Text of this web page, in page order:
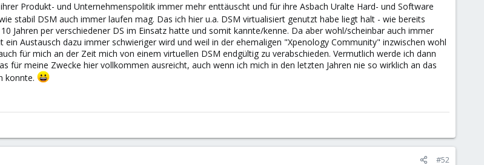
Produkt- und Unternehmenspolitik immer mehr enttäuscht und für ihre Asbach Uralte Hard- und Software
stabil DSM auch immer laufen mag. Das ich hier u.a. DSM virtualisiert genutzt habe liegt halt - wie bereits
Jahren per verschiedener DS im Einsatz hatte und somit kannte/kenne. Da aber wohl/scheinbar auch immer
Austausch dazu immer schwieriger wird und weil in der ehemaligen "Xpenology Community" inzwischen wohl
für mich an der Zeit mich von einem virtuellen DSM endgültig zu verabschieden. Vermutlich werde ich dann
für meine Zwecke hier vollkommen ausreicht, auch wenn ich mich in den letzten Jahren nie so wirklich an das
konnte.
#52